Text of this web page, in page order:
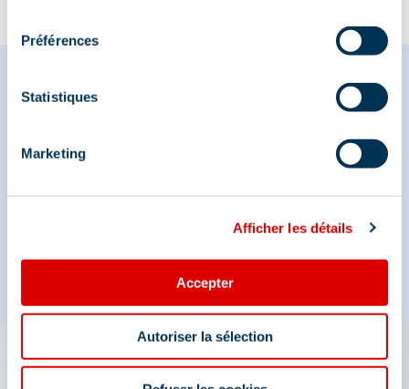
Préférences
Statistiques
Marketing
Afficher les détails
Accepter
Autoriser la sélection
Méribel
En we zijn ook te vinden op de sociale media